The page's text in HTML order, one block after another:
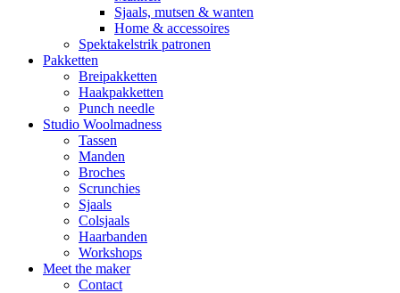
Sjaals, mutsen & wanten
Home & accessoires
Spektakelstrik patronen
Pakketten
Breipakketten
Haakpakketten
Punch needle
Studio Woolmadness
Tassen
Manden
Broches
Scrunchies
Sjaals
Colsjaals
Haarbanden
Workshops
Meet the maker
Contact